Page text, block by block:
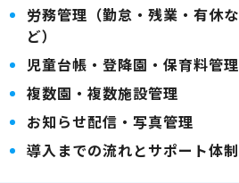
労務管理（勤怠・残業・有休な
ど）
児童台帳・登降園・保育料管理
複数園・複数施設管理
お知らせ配信・写真管理
導入までの流れとサポート体制